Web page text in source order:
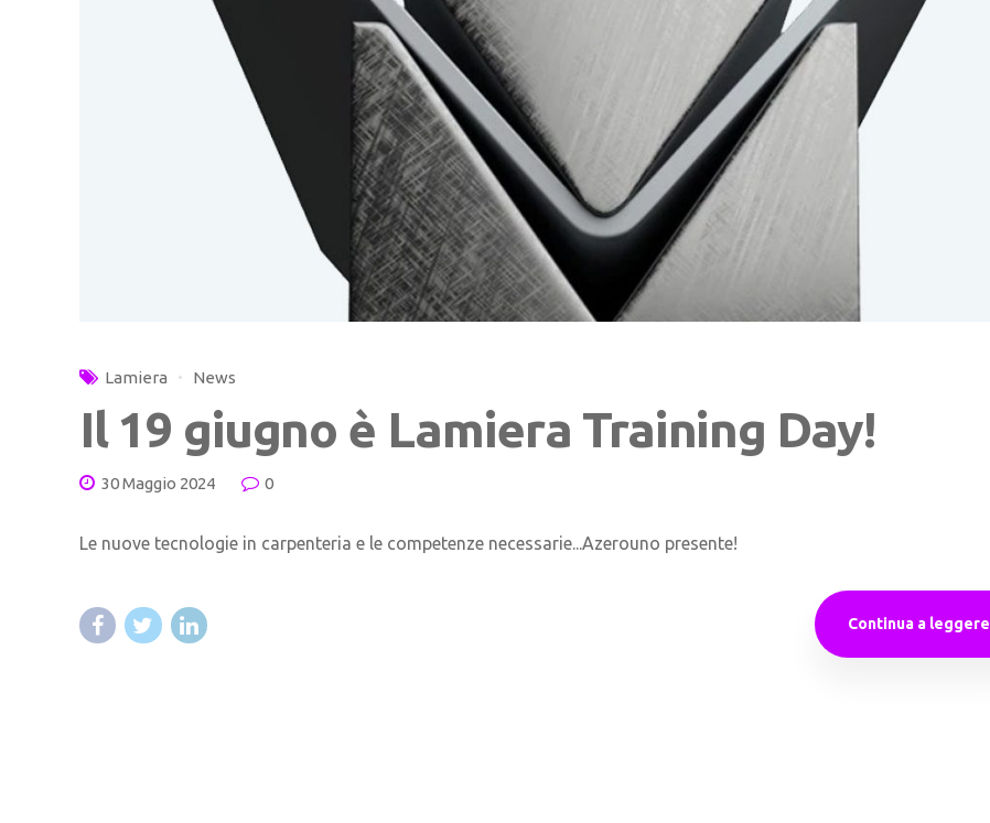
Lamiera News
Il 19 giugno è Lamiera Training Day!
30 Maggio 2024 0
Le nuove tecnologie in carpenteria e le competenze necessarie...Azerouno presente!
Continua a leggere